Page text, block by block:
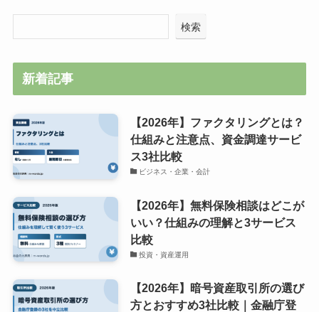
検索
新着記事
【2026年】ファクタリングとは？
仕組みと注意点、資金調達サービ
ス3社比較
ビジネス・企業・会計
【2026年】無料保険相談はどこが
いい？仕組みの理解と3サービス
比較
投資・資産運用
【2026年】暗号資産取引所の選び
方とおすすめ3社比較｜金融庁登